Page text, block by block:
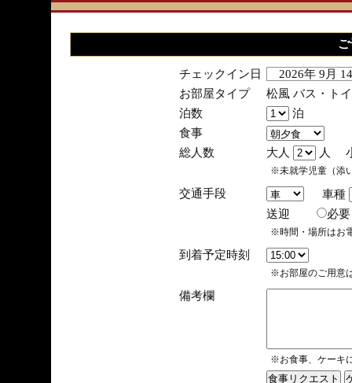
チェックイン日
2026年 9月
お部屋タイプ
松風 バス・ト
泊数
泊
食事
総人数
大人 人
※未就学児童（添
交通手段
車種
送迎
※時間・場所はお
到着予定時刻
※お部屋のご用意
備考欄
※お食事、ケーキ